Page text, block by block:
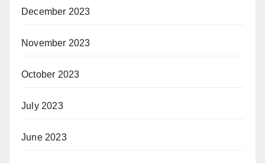
December 2023
November 2023
October 2023
July 2023
June 2023